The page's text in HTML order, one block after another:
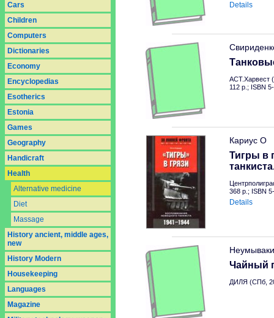
Cars
Children
Computers
Dictionaries
Economy
Encyclopedias
Esotherics
Estonia
Games
Geography
Handicraft
Health
Alternative medicine
Diet
Massage
History ancient, middle ages,
new
History Modern
Housekeeping
Languages
Magazine
Details
АСТ.Харвест
112 p.; ISBN
Кариус О
Тигры в
368 p.; ISBN
Details
Чайный
ДИЛЯ (СПб,